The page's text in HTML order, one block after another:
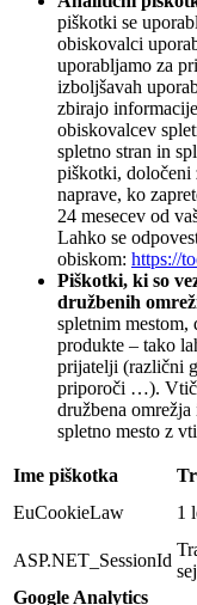
piškotki se
obiskovalci
uporabljamo za
izboljšavah
zbirajo
obiskovalcev
spletno stran in
piškotki, določeni
naprave, ko
24 mesecev od
Lahko se
obiskom: https://
Piškotki, ki so
družbenih
spletnim
produkte – tako
prijatelji (različni
priporoči …).
družbena
spletno mesto z
Ime piškotka
EuCookieLaw
1
ASP.NET_SessionId
Google Analytics